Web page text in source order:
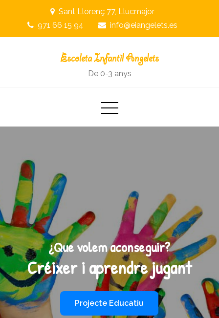
Sant Llorenç 77, Llucmajor
971 66 15 94
info@eiangelets.es
Escoleta Infantil Angelets
De 0-3 anys
¿Que volem aconseguir?
Créixer i aprendre jugant
Projecte Educatiu